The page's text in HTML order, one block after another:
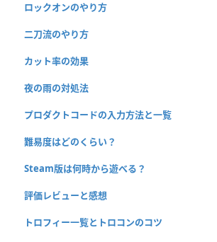
ロックオンのやり方
二刀流のやり方
カット率の効果
夜の雨の対処法
プロダクトコードの入力方法と一覧
難易度はどのくらい？
Steam版は何時から遊べる？
評価レビューと感想
トロフィー一覧とトロコンのコツ